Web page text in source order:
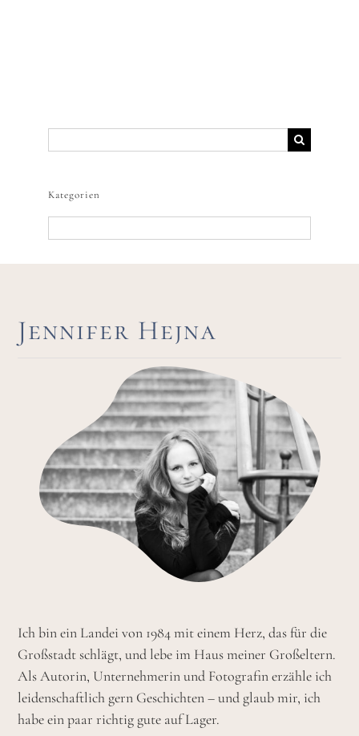
nach:
Kategorien
Jennifer Hejna
Ich bin ein Landei von 1984 mit einem Herz, das für die
Großstadt schlägt, und lebe im Haus meiner Großeltern.
Als Autorin, Unternehmerin und Fotografin erzähle ich
leidenschaftlich gern Geschichten – und glaub mir, ich
habe ein paar richtig gute auf Lager.